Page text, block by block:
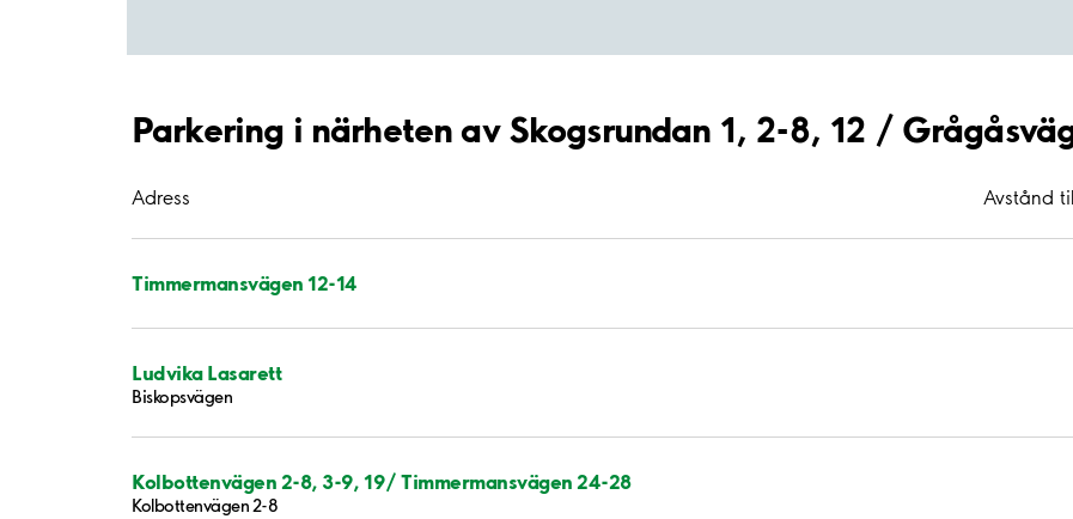
Parkering i närheten av Skogsrundan 1, 2-8, 12 /
Adress Avstånd
Timmermansvägen 12-14
Ludvika Lasarett
Biskopsvägen
Kolbottenvägen 2-8, 3-9, 19/ Timmermansvägen 24-28
Kolbottenvägen 2-8